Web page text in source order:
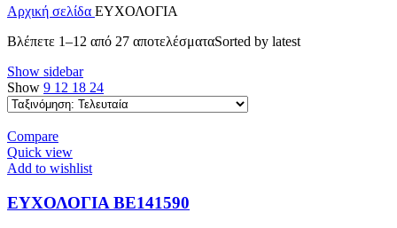
Αρχική σελίδα ΕΥΧΟΛΟΓΙΑ
Βλέπετε 1–12 από 27 αποτελέσματαSorted by latest
Show sidebar
Show 9 12 18 24
Compare
Quick view
Add to wishlist
ΕΥΧΟΛΟΓΙΑ BE141590